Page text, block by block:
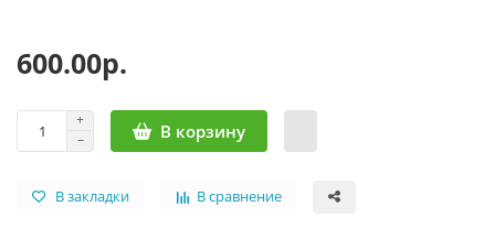
600.00р.
В корзину
В закладки В сравнение